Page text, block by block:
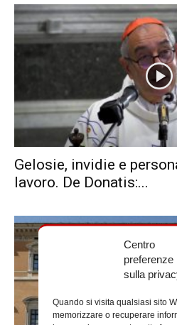
Centro
preferenze
sulla
Quando si visita qualsiasi sito
memorizzare o recuperare
Gelosie, invidie e
lavoro. De Donatis:...